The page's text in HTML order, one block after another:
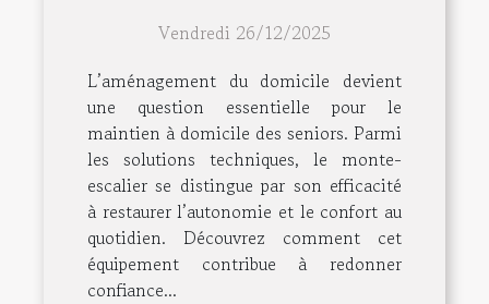
seniors ?Vendredi 26/12/2025
L’aménagement du domicile devient
une question essentielle pour le
maintien à domicile des seniors. Parmi
les solutions techniques, le monte-
escalier se distingue par son efficacité
à restaurer l’autonomie et le confort au
quotidien. Découvrez comment cet
équipement contribue à redonner
confiance...